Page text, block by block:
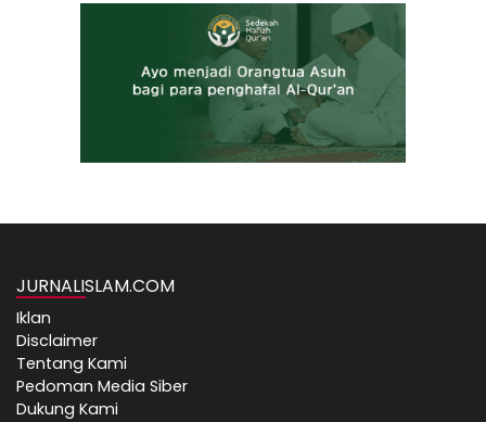
JURNALISLAM.COM
Iklan
Disclaimer
Tentang Kami
Pedoman Media Siber
Dukung Kami